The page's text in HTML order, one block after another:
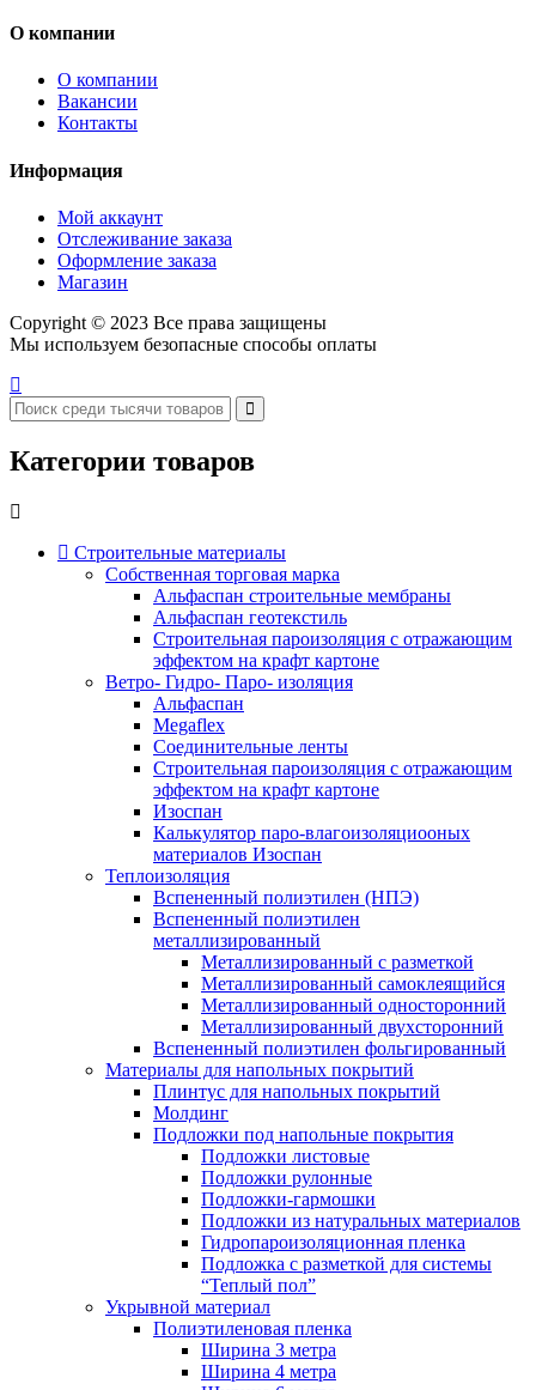
О компании
О компании
Вакансии
Контакты
Информация
Мой аккаунт
Отслеживание заказа
Оформление заказа
Магазин
Copyright © 2023 Все права защищены
Мы используем безопасные способы оплаты
Категории товаров
Строительные материалы
Собственная торговая марка
Альфаспан строительные мембраны
Альфаспан геотекстиль
Строительная пароизоляция с отражающим
эффектом на крафт картоне
Ветро- Гидро- Паро- изоляция
Альфаспан
Megaflex
Соединительные ленты
Строительная пароизоляция с отражающим
эффектом на крафт картоне
Изоспан
Калькулятор паро-влагоизоляциооных
материалов Изоспан
Теплоизоляция
Вспененный полиэтилен (НПЭ)
Вспененный полиэтилен
металлизированный
Металлизированный с разметкой
Металлизированный самоклеящийся
Металлизированный односторонний
Металлизированный двухсторонний
Вспененный полиэтилен фольгированный
Материалы для напольных покрытий
Плинтус для напольных покрытий
Молдинг
Подложки под напольные покрытия
Подложки листовые
Подложки рулонные
Подложки-гармошки
Подложки из натуральных материалов
Гидропароизоляционная пленка
Подложка с разметкой для системы
“Теплый пол”
Укрывной материал
Полиэтиленовая пленка
Ширина 3 метра
Ширина 4 метра